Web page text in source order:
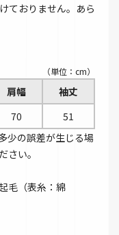
ておりません。あら
（単位：cm）
肩幅
袖丈
70
51
少の誤差が生じる場
さい。
毛（表糸：綿